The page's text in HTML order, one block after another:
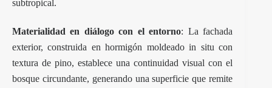
subtropical.
Materialidad en diálogo con el entorno: La fachada
exterior, construida en hormigón moldeado in situ con
textura de pino, establece una continuidad visual con el
bosque circundante, generando una superficie que remite